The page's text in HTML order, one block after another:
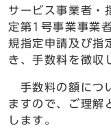
サービス事業者・
定第1号事業事業
規指定申請及び指
き、手数料を徴収
手数料の額につ
ますので、ご理解
します。